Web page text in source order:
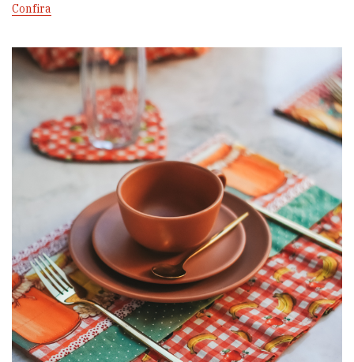
Confira